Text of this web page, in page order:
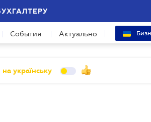
События Актуально
українську